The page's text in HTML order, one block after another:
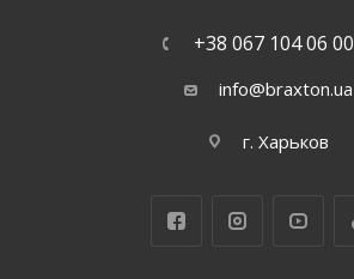
+38 067 104 06 00
info@braxton.ua
г. Харьков